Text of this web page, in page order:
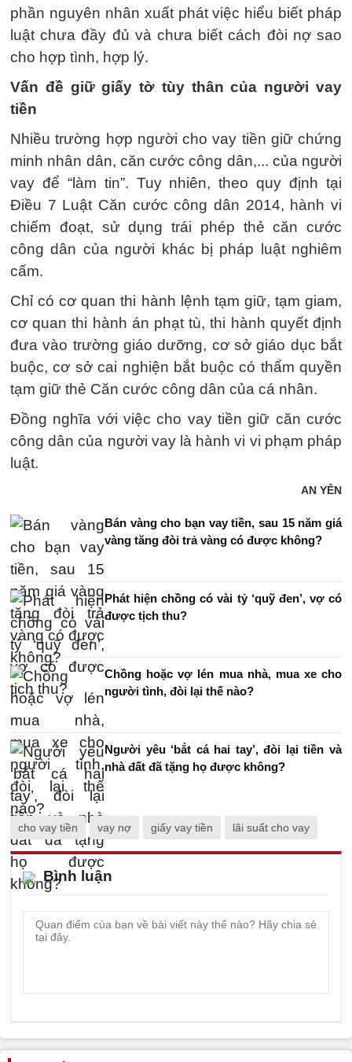
phần nguyên nhân xuất phát việc hiểu biết pháp
luật chưa đầy đủ và chưa biết cách đòi nợ sao
cho hợp tình, hợp lý.
Vấn đề giữ giấy tờ tùy thân của người vay
tiền
Nhiều trường hợp người cho vay tiền giữ chứng
minh nhân dân, căn cước công dân,... của người
vay để “làm tin”. Tuy nhiên, theo quy định tại
Điều 7 Luật Căn cước công dân 2014, hành vi
chiếm đoạt, sử dụng trái phép thẻ căn cước
công dân của người khác bị pháp luật nghiêm
cấm.
Chỉ có cơ quan thi hành lệnh tạm giữ, tạm giam,
cơ quan thi hành án phạt tù, thi hành quyết định
đưa vào trường giáo dưỡng, cơ sở giáo dục bắt
buộc, cơ sở cai nghiện bắt buộc có thẩm quyền
tạm giữ thẻ Căn cước công dân của cá nhân.
Đồng nghĩa với việc cho vay tiền giữ căn cước
công dân của người vay là hành vi vi phạm pháp
luật.
AN YÊN
Bán vàng cho bạn vay tiền, sau 15 năm giá
vàng tăng đòi trả vàng có được không?
Phát hiện chồng có vài tỷ ‘quỹ đen’, vợ có
được tịch thu?
Chồng hoặc vợ lén mua nhà, mua xe cho
người tình, đòi lại thế nào?
Người yêu ‘bắt cá hai tay’, đòi lại tiền và
nhà đất đã tặng họ được không?
cho vay tiền vay nợ giấy vay tiền lãi suất cho vay
Bình luận